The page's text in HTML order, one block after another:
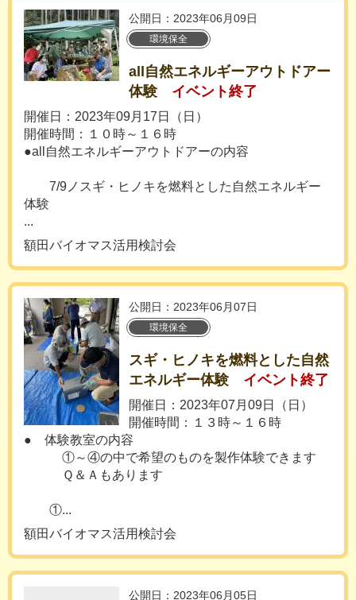
公開日：2023年06月09日
環境保全
all自然エネルギーアウトドアー
体験
イベント終了
開催日：2023年09月17日（日）
開催時間：１０時～１６時
●all自然エネルギーアウトドアーの内容
7/9ノスギ・ヒノキを燃料とした自然エネルギー
体験
...
額田バイオマス活用検討会
公開日：2023年06月07日
環境保全
スギ・ヒノキを燃料とした自然
エネルギー体験
イベント終了
開催日：2023年07月09日（日）
開催時間：１３時～１６時
● 体験教室の内容
①～④の中で希望のものを製作体験できます
Ｑ＆Ａもあります
①...
額田バイオマス活用検討会
公開日：2023年06月05日